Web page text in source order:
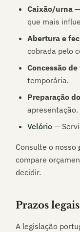
Caixão/urna
que mais
Abertura e
cobrada pelo
Concessão
temporária.
Preparação
apresentação.
Velório —
Consulte o nosso
compare
decidir.
Prazos
A legislação